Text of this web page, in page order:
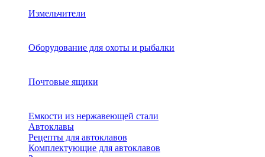
Измельчители
Оборудование для охоты и рыбалки
Почтовые ящики
Емкости из нержавеющей стали
Автоклавы
Рецепты для автоклавов
Комплектующие для автоклавов